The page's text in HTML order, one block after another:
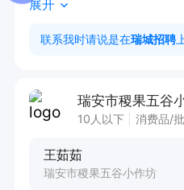
1、负责养生食养类产品
食补食材等）日常静物
3、独立完成后期修图、
展开
联系我时请说是在瑞城招聘
瑞安市稷果五谷
10人以下 消费品/
王茹茹
瑞安市稷果五谷小作坊